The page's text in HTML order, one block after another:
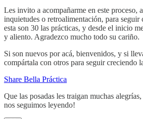
Les invito a acompañarme en este proceso,
inquietudes o retroalimentación, para seguir
esta son 30 las prácticas, y desde el inicio
y aliento. Agradezco mucho todo su cariño.
Si son nuevos por acá, bienvenidos, y si
compártala con otros para seguir creciendo
Share Bella Práctica
Que las posadas les traigan muchas
nos seguimos leyendo!